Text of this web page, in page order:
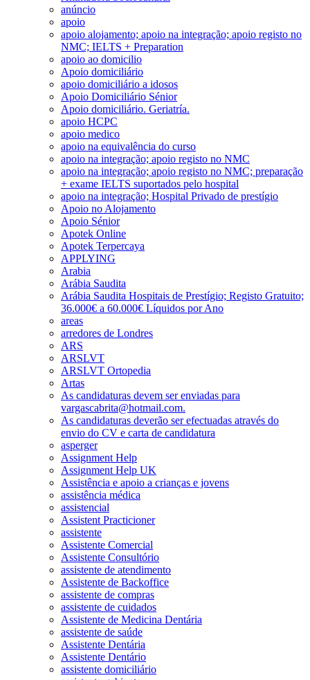
anúncio
apoio
apoio alojamento; apoio na integração; apoio registo no
NMC; IELTS + Preparation
apoio ao domicilio
Apoio domiciliário
apoio domiciliário a idosos
Apoio Domiciliário Sénior
Apoio domiciliário. Geriatría.
apoio HCPC
apoio medico
apoio na equivalência do curso
apoio na integração; apoio registo no NMC
apoio na integração; apoio registo no NMC; preparação
+ exame IELTS suportados pelo hospital
apoio na integração; Hospital Privado de prestígio
Apoio no Alojamento
Apoio Sénior
Apotek Online
Apotek Terpercaya
APPLYING
Arabia
Arábia Saudita
Arábia Saudita Hospitais de Prestígio; Registo Gratuito;
36.000€ a 60.000€ Líquidos por Ano
areas
arredores de Londres
ARS
ARSLVT
ARSLVT Ortopedia
Artas
As candidaturas devem ser enviadas para
vargascabrita@hotmail.com.
As candidaturas deverão ser efectuadas através do
envio do CV e carta de candidatura
asperger
Assignment Help
Assignment Help UK
Assistência e apoio a crianças e jovens
assistência médica
assistencial
Assistent Practicioner
assistente
Assistente Comercial
Assistente Consultório
assistente de atendimento
Assistente de Backoffice
assistente de compras
assistente de cuidados
Assistente de Medicina Dentária
assistente de saúde
Assistente Dentária
Assistente Dentário
assistente domiciliário